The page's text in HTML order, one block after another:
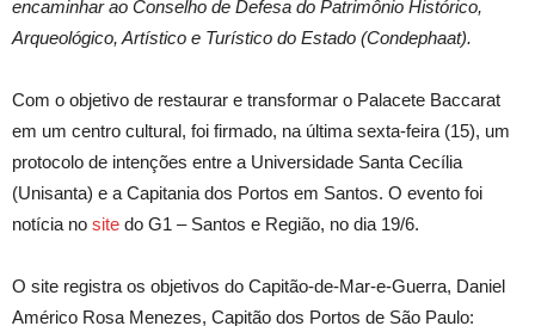
encaminhar ao Conselho de Defesa do Patrimônio Histórico,
Arqueológico, Artístico e Turístico do Estado (Condephaat).
Com o objetivo de restaurar e transformar o Palacete Baccarat
em um centro cultural, foi firmado, na última sexta-feira (15), um
protocolo de intenções entre a Universidade Santa Cecília
(Unisanta) e a Capitania dos Portos em Santos. O evento foi
notícia no site do G1 – Santos e Região, no dia 19/6.
O site registra os objetivos do Capitão-de-Mar-e-Guerra, Daniel
Américo Rosa Menezes, Capitão dos Portos de São Paulo: